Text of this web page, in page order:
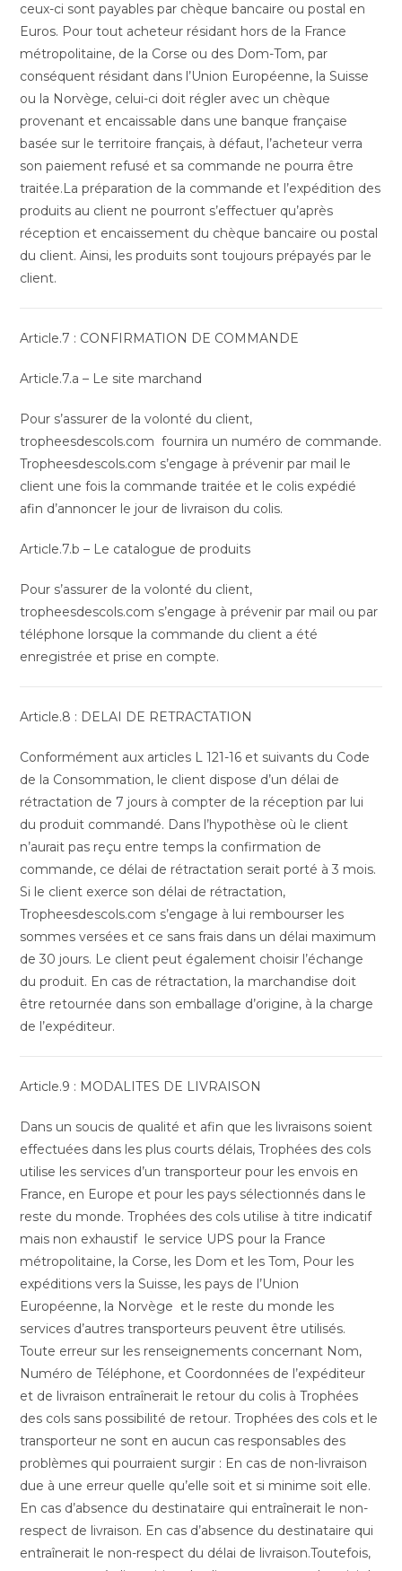
ceux-ci sont payables par chèque bancaire ou postal en
Euros. Pour tout acheteur résidant hors de la France
métropolitaine, de la Corse ou des Dom-Tom, par
conséquent résidant dans l’Union Européenne, la Suisse
ou la Norvège, celui-ci doit régler avec un chèque
provenant et encaissable dans une banque française
basée sur le territoire français, à défaut, l’acheteur verra
son paiement refusé et sa commande ne pourra être
traitée.La préparation de la commande et l’expédition des
produits au client ne pourront s’effectuer qu’après
réception et encaissement du chèque bancaire ou postal
du client. Ainsi, les produits sont toujours prépayés par le
client.
Article.7 : CONFIRMATION DE COMMANDE
Article.7.a – Le site marchand
Pour s’assurer de la volonté du client,
tropheesdescols.com fournira un numéro de commande.
Tropheesdescols.com s’engage à prévenir par mail le
client une fois la commande traitée et le colis expédié
afin d’annoncer le jour de livraison du colis.
Article.7.b – Le catalogue de produits
Pour s’assurer de la volonté du client,
tropheesdescols.com s’engage à prévenir par mail ou par
téléphone lorsque la commande du client a été
enregistrée et prise en compte.
Article.8 : DELAI DE RETRACTATION
Conformément aux articles L 121-16 et suivants du Code
de la Consommation, le client dispose d’un délai de
rétractation de 7 jours à compter de la réception par lui
du produit commandé. Dans l’hypothèse où le client
n’aurait pas reçu entre temps la confirmation de
commande, ce délai de rétractation serait porté à 3 mois.
Si le client exerce son délai de rétractation,
Tropheesdescols.com s’engage à lui rembourser les
sommes versées et ce sans frais dans un délai maximum
de 30 jours. Le client peut également choisir l’échange
du produit. En cas de rétractation, la marchandise doit
être retournée dans son emballage d’origine, à la charge
de l’expéditeur.
Article.9 : MODALITES DE LIVRAISON
Dans un soucis de qualité et afin que les livraisons soient
effectuées dans les plus courts délais, Trophées des cols
utilise les services d’un transporteur pour les envois en
France, en Europe et pour les pays sélectionnés dans le
reste du monde. Trophées des cols utilise à titre indicatif
mais non exhaustif le service UPS pour la France
métropolitaine, la Corse, les Dom et les Tom, Pour les
expéditions vers la Suisse, les pays de l’Union
Européenne, la Norvège et le reste du monde les
services d’autres transporteurs peuvent être utilisés.
Toute erreur sur les renseignements concernant Nom,
Numéro de Téléphone, et Coordonnées de l’expéditeur
et de livraison entraînerait le retour du colis à Trophées
des cols sans possibilité de retour. Trophées des cols et le
transporteur ne sont en aucun cas responsables des
problèmes qui pourraient surgir : En cas de non-livraison
due à une erreur quelle qu’elle soit et si minime soit elle.
En cas d’absence du destinataire qui entraînerait le non-
respect de livraison. En cas d’absence du destinataire qui
entraînerait le non-respect du délai de livraison.Toutefois,